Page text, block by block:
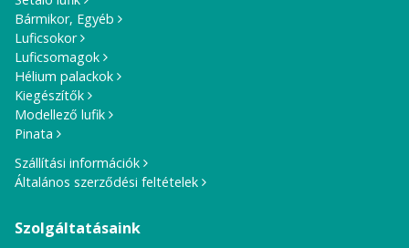
Bármikor, Egyéb
Luficsokor
Luficsomagok
Hélium palackok
Kiegészítők
Modellező lufik
Pinata
Szállítási információk
Általános szerződési feltételek
Szolgáltatásaink